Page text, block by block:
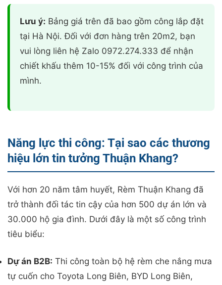
Lưu ý: Bảng giá trên đã bao gồm công lắp đặt
tại Hà Nội. Đối với đơn hàng trên 20m2, bạn
vui lòng liên hệ Zalo 0972.274.333 để nhận
chiết khấu thêm 10-15% đối với công trình của
mình.
Năng lực thi công: Tại sao các thương
hiệu lớn tin tưởng Thuận Khang?
Với hơn 20 năm tâm huyết, Rèm Thuận Khang đã
trở thành đối tác tin cậy của hơn 500 dự án lớn và
30.000 hộ gia đình. Dưới đây là một số công trình
tiêu biểu:
Dự án B2B: Thi công toàn bộ hệ rèm che nắng mưa
tự cuốn cho Toyota Long Biên, BYD Long Biên,